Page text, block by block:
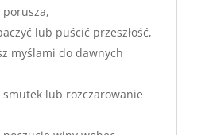
lub puścić przeszłość,
myślami do dawnych
smutek lub rozczarowanie